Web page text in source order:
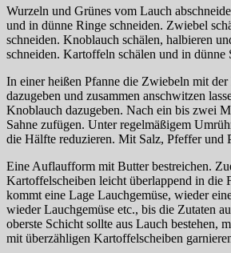
Wurzeln und Grünes vom Lauch
und in dünne Ringe schneiden. Zwiebel
schneiden. Knoblauch schälen, halbieren
schneiden. Kartoffeln schälen und in dünne
In einer heißen Pfanne die Zwiebeln mit
dazugeben und zusammen anschwitzen
Knoblauch dazugeben. Nach ein bis zwei
Sahne zufügen. Unter regelmäßigem
die Hälfte reduzieren. Mit Salz, Pfeffer und
Eine Auflaufform mit Butter bestreichen.
Kartoffelscheiben leicht überlappend in die
kommt eine Lage Lauchgemüse, wieder
wieder Lauchgemüse etc., bis die Zutaten
oberste Schicht sollte aus Lauch bestehen,
mit überzähligen Kartoffelscheiben